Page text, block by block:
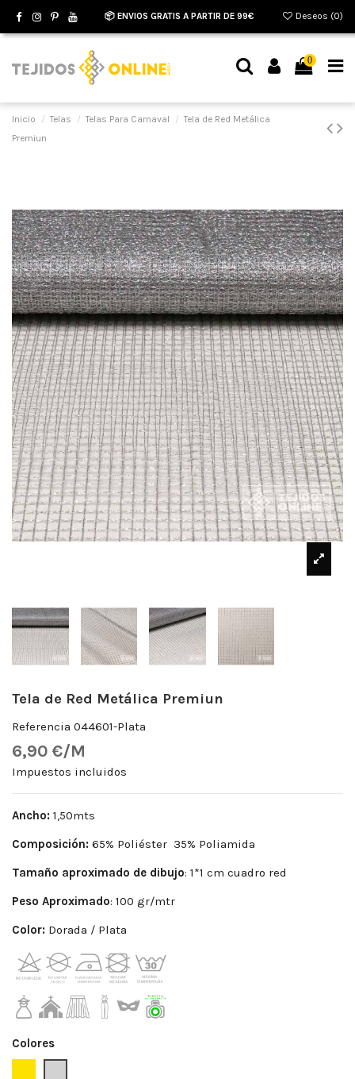
📦 ENVIOS GRATIS A PARTIR DE 99€ Deseos (0)
0
Inicio Telas Telas Para Carnaval
Tela de Red Metálica
Premiun
Tela de Red Metálica Premiun
Referencia 044601-Plata
6,90 €/M
Impuestos incluidos
Ancho: 1,50mts
Composición: 65% Poliéster 35% Poliamida
Tamaño aproximado de dibujo: 1*1 cm cuadro red
Peso Aproximado: 100 gr/mtr
Color: Dorada / Plata
Colores